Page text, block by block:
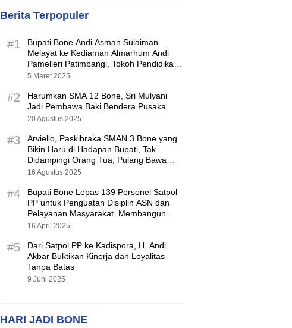
Berita Terpopuler
#1
Bupati Bone Andi Asman Sulaiman
Melayat ke Kediaman Almarhum Andi
Pamelleri Patimbangi, Tokoh Pendidikan
Kabupaten Bone
5 Maret 2025
#2
Harumkan SMA 12 Bone, Sri Mulyani
Jadi Pembawa Baki Bendera Pusaka
20 Agustus 2025
#3
Arviello, Paskibraka SMAN 3 Bone yang
Bikin Haru di Hadapan Bupati, Tak
Didampingi Orang Tua, Pulang Bawa
Hadiah Motor
16 Agustus 2025
#4
Bupati Bone Lepas 139 Personel Satpol
PP untuk Penguatan Disiplin ASN dan
Pelayanan Masyarakat, Membangun
Pemerintahan yang Tertib dan Melayani
16 April 2025
#5
Dari Satpol PP ke Kadispora, H. Andi
Akbar Buktikan Kinerja dan Loyalitas
Tanpa Batas
9 Juni 2025
HARI JADI BONE